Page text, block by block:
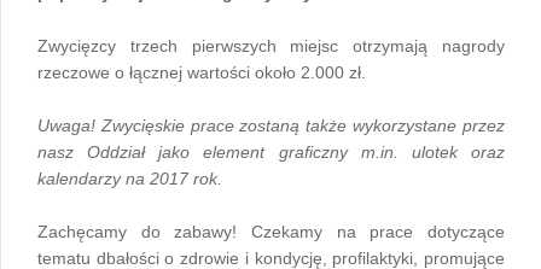
Zwycięzcy trzech pierwszych miejsc otrzymają nagrody
rzeczowe o łącznej wartości około 2.000 zł.
Uwaga! Zwycięskie prace zostaną także wykorzystane przez
nasz Oddział jako element graficzny m.in. ulotek oraz
kalendarzy na 2017 rok.
Zachęcamy do zabawy! Czekamy na prace dotyczące
tematu dbałości o zdrowie i kondycję, profilaktyki, promujące